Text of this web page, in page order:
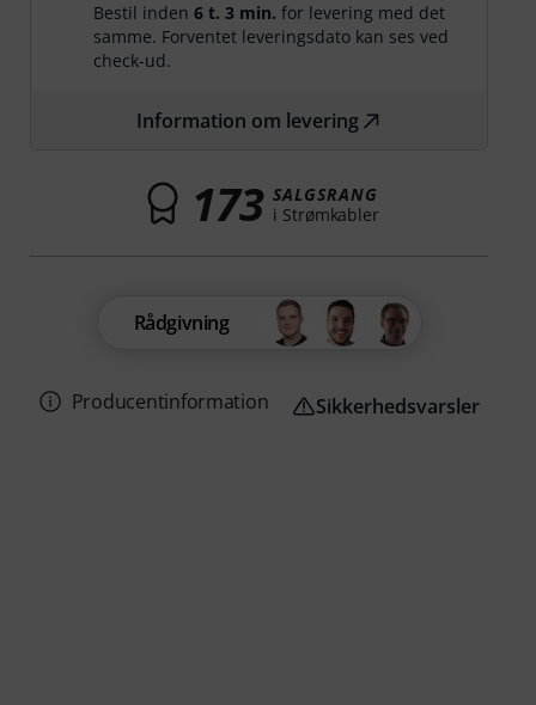
Bestil inden6 t. 3 min. for levering med det
samme. Forventet leveringsdato kan ses ved
check-ud.
Information om levering
173 SALGSRANG
i Strømkabler
Rådgivning
Producentinformation Sikkerhedsvarsler